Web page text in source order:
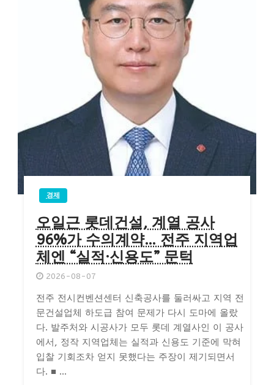
경제
오일근 롯데건설, 계열 공사
96%가 수의계약… 전주 지역업
체엔 “실적·신용도” 문턱
2026-08-07
전주 전시컨벤션센터 신축공사를 둘러싸고 지역 전
문건설업체 하도급 참여 문제가 다시 도마에 올랐
다. 발주처와 시공사가 모두 롯데 계열사인 이 공사
에서, 정작 지역업체는 실적과 신용도 기준에 막혀
입찰 기회조차 얻지 못했다는 주장이 제기되면서
다. ■ ...